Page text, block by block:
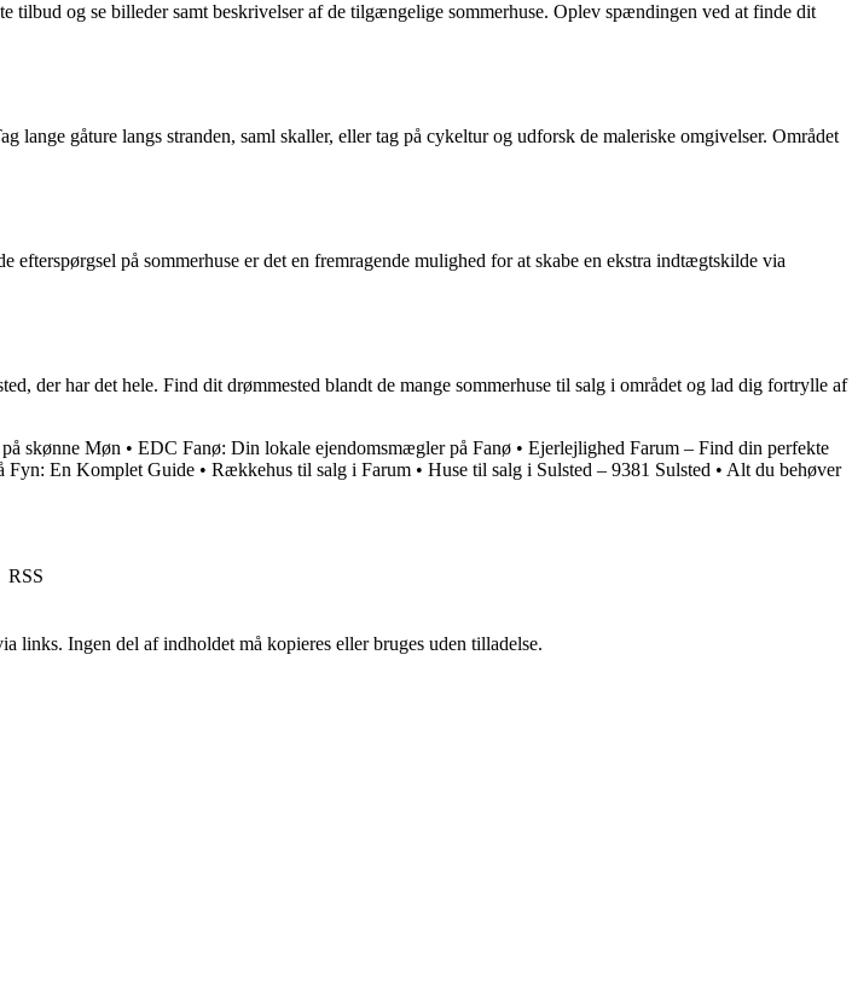
tilbud og se billeder samt beskrivelser af de tilgængelige sommerhuse. Oplev spændingen ved at finde dit
gåture langs stranden, saml skaller, eller tag på cykeltur og udforsk de maleriske omgivelser. Området
på sommerhuse er det en fremragende mulighed for at skabe en ekstra indtægtskilde via
der har det hele. Find dit drømmested blandt de mange sommerhuse til salg i området og lad dig fortrylle af
skønne Møn • EDC Fanø: Din lokale ejendomsmægler på Fanø • Ejerlejlighed Farum – Find din perfekte
Fyn: En Komplet Guide • Rækkehus til salg i Farum • Huse til salg i Sulsted – 9381 Sulsted • Alt du behøver
RSS
links. Ingen del af indholdet må kopieres eller bruges uden tilladelse.